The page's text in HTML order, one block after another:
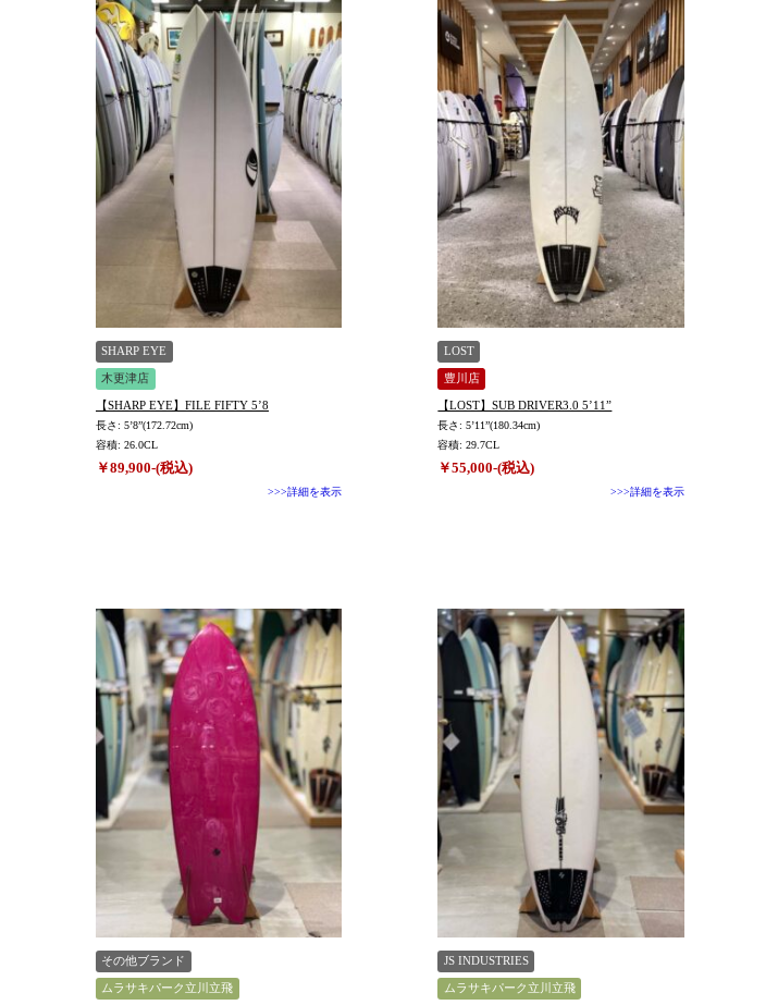
SHARP EYE
木更津店
【SHARP EYE】FILE FIFTY 5’8
長さ: 5’8”(172.72cm)
容積: 26.0CL
￥89,900-(税込)
>>>詳細を表示
LOST
豊川店
【LOST】SUB DRIVER3.0 5’11”
長さ: 5’11”(180.34cm)
容積: 29.7CL
￥55,000-(税込)
>>>詳細を表示
その他ブランド
ムラサキパーク立川立飛
JS INDUSTRIES
ムラサキパーク立川立飛